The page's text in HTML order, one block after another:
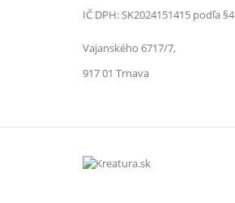
IČ DPH: SK2024151415 podľa §4
Vajanského 6717/7,
917 01 Trnava